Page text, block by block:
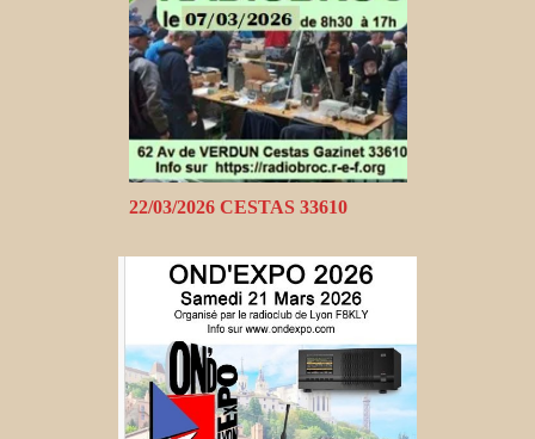
22/03/2026 CESTAS 33610